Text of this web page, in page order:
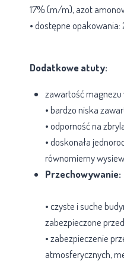
17% (m/m), azot
• dostępne
Dodatkowe atuty:
zawartość magnezu
• bardzo niska
• odporność na
• doskonała
równomierny wysiew.
Przechowywanie:
• czyste i suche
zabezpieczone
• zabezpieczenie
atmosferycznych,